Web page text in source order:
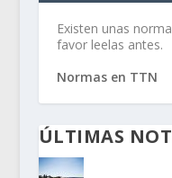
Existen unas
favor leelas antes.
Normas en TTN
ÚLTIMAS